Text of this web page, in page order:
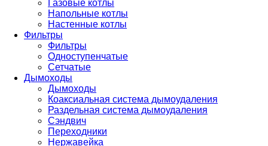
Газовые котлы
Напольные котлы
Настенные котлы
Фильтры
Фильтры
Одноступенчатые
Сетчатые
Дымоходы
Дымоходы
Коаксиальная система дымоудаления
Раздельная система дымоудаления
Сэндвич
Переходники
Нержавейка